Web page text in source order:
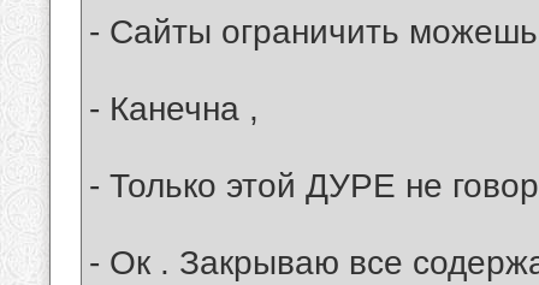
- Сайты ограничить
- Канечна ,
- Только этой ДУРЕ не
- Ок . Закрываю все